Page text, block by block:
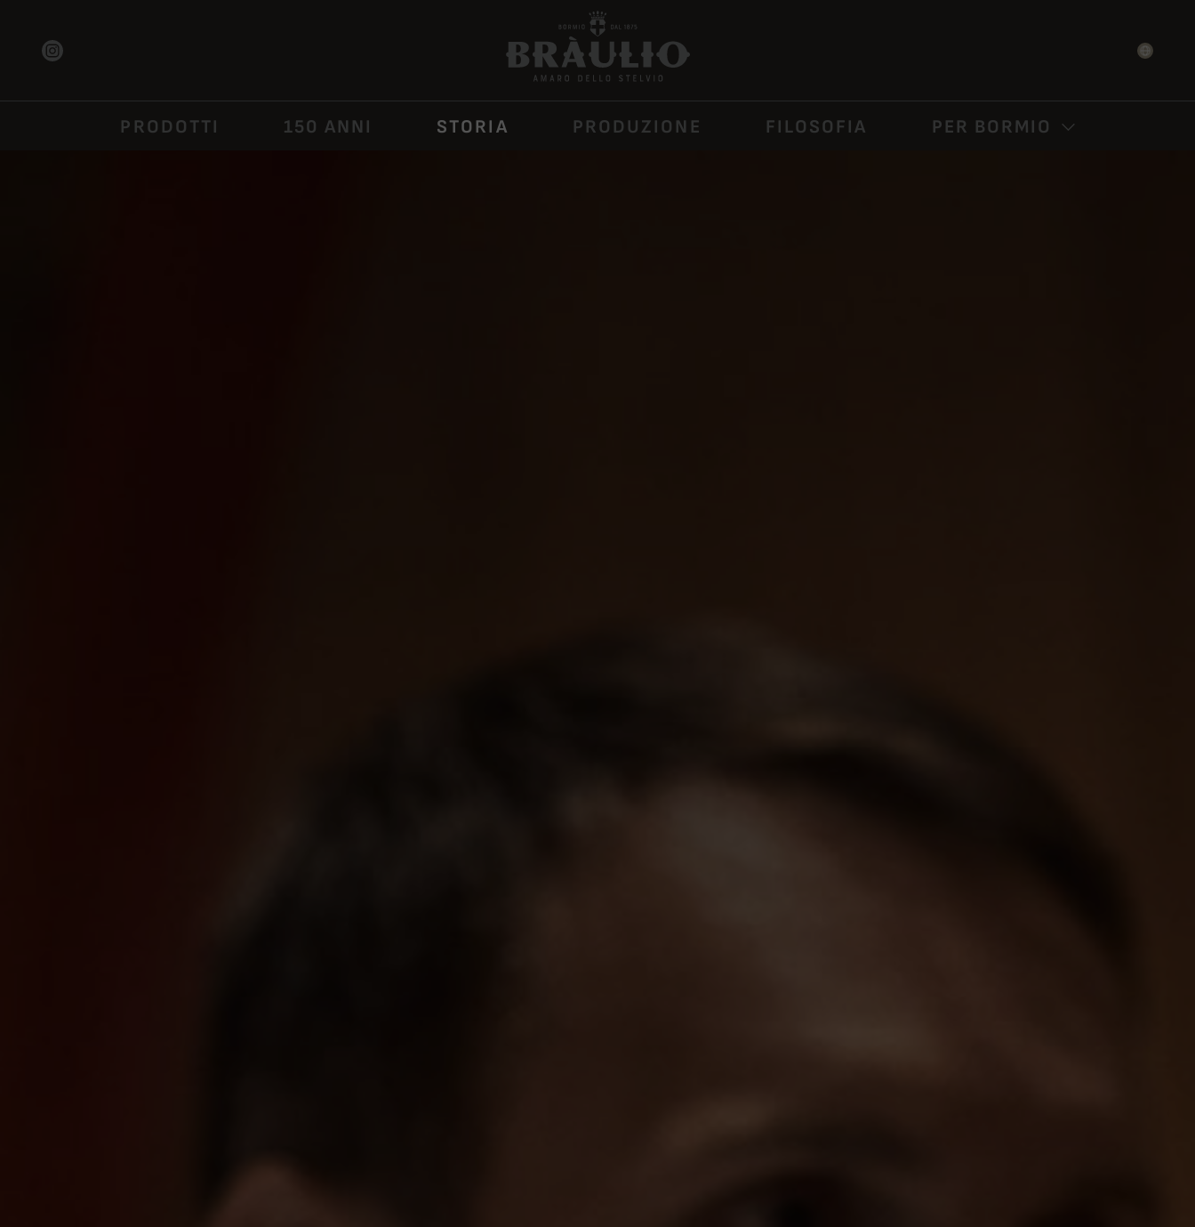
PRODOTTI 150 ANNI STORIA PRODUZIONE FILOSOFIA PER BORMIO
CASA BRAULIO GIARDINO DEL TEMPO CAPANNA DOSDÉ